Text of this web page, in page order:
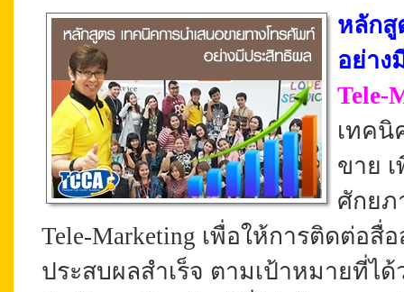
หลักสู
อย่าง
Tele-
เทคนิ
ขาย
ศักยภ
Tele-Marketing เพื่อให้การติดต่อสื่
ประสบผลสำเร็จ ตามเป้าหมายที่ได้